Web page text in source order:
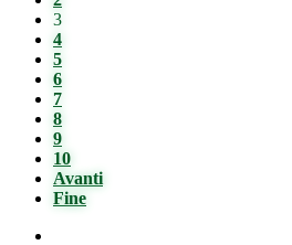
3
4
5
6
7
8
9
10
Avanti
Fine